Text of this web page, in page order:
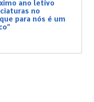
ano letivo
no
para nós é um